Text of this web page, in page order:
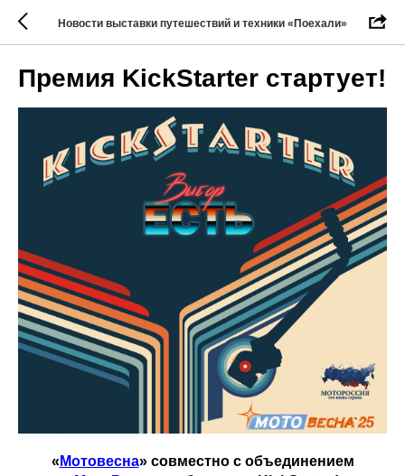
Новости выставки путешествий и техники «Поехали»
Премия KickStarter стартует!
« Мотовесна» совместно с объединением